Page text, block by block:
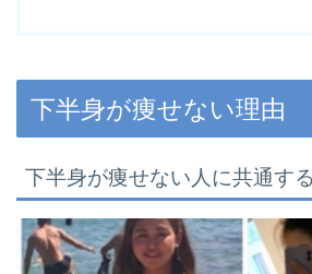
下半身が痩せない理由
下半身が痩せない人に共通す